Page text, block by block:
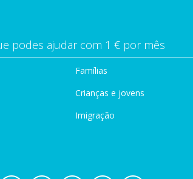
podes ajudar com 1 € por mês
Famílias
Crianças e jovens
Imigração